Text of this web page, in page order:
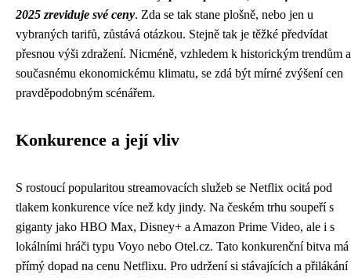
2025 zreviduje své ceny. Zda se tak stane plošně, nebo jen u
vybraných tarifů, zůstává otázkou. Stejně tak je těžké předvídat
přesnou výši zdražení. Nicméně, vzhledem k historickým trendům a
současnému ekonomickému klimatu, se zdá být mírné zvýšení cen
pravděpodobným scénářem.
Konkurence a její vliv
S rostoucí popularitou streamovacích služeb se Netflix ocitá pod
tlakem konkurence více než kdy jindy. Na českém trhu soupeří s
giganty jako HBO Max, Disney+ a Amazon Prime Video, ale i s
lokálními hráči typu Voyo nebo Otel.cz. Tato konkurenční bitva má
přímý dopad na cenu Netflixu. Pro udržení si stávajících a přilákání